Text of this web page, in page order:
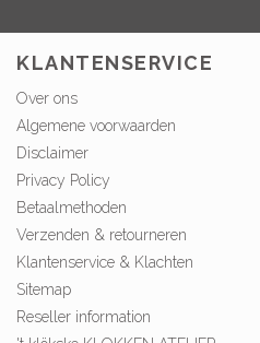
KLANTENSERVICE
Over ons
Algemene voorwaarden
Disclaimer
Privacy Policy
Betaalmethoden
Verzenden & retourneren
Klantenservice & Klachten
Sitemap
Reseller information